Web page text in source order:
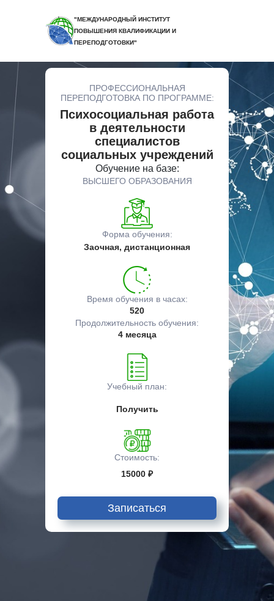
"МЕЖДУНАРОДНЫЙ ИНСТИТУТ
ПОВЫШЕНИЯ КВАЛИФИКАЦИИ И
ПЕРЕПОДГОТОВКИ"
ПРОФЕССИОНАЛЬНАЯ
ПЕРЕПОДГОТОВКА ПО ПРОГРАММЕ:
Психосоциальная работа
в деятельности
специалистов
социальных учреждений
Обучение на базе:
ВЫСШЕГО ОБРАЗОВАНИЯ
Форма обучения:
Заочная, дистанционная
Время обучения в часах:
520
Продолжительность обучения:
4 месяца
Учебный план:
Получить
Стоимость:
15000 ₽
Записаться